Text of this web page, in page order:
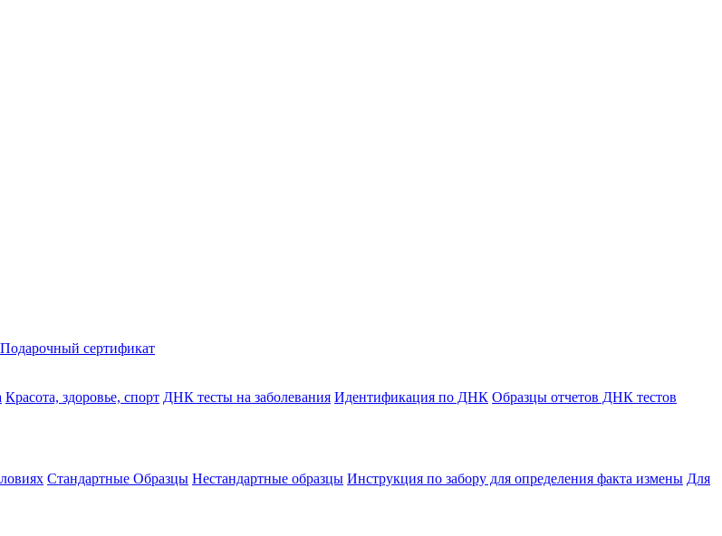
Подарочный сертификат
Красота, здоровье, спорт ДНК тесты на заболевания Идентификация по ДНК Образцы отчетов ДНК тестов
Стандартные Образцы Нестандартные образцы Инструкция по забору для определения факта измены Для